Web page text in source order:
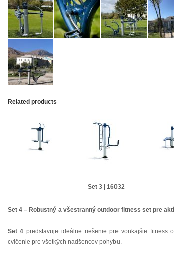
Related products
Set 3 | 16032
Set 4 – Robustný a všestranný outdoor fitness set pre
Set 4 predstavuje ideálne riešenie pre vonkajšie fitness
cvičenie pre všetkých nadšencov pohybu.